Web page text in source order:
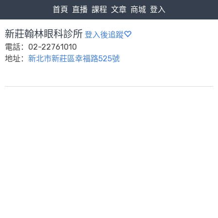
首頁 直播 課程 文章 商城 登入
新莊翰林眼科診所 登入後追蹤
電話：02-22761010
地址： 新北市新莊區幸福路525號